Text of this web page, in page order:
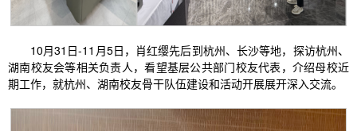
10月31日-11月5日，肖红缨先后到杭州、长沙等地，探访杭州、
湖南校友会等相关负责人，看望基层公共部门校友代表，介绍母校近
期工作，就杭州、湖南校友骨干队伍建设和活动开展展开深入交流。